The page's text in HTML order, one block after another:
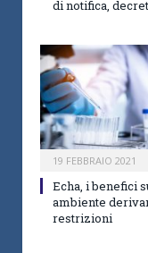
di notifica,
19 FEBBRAIO 2021
Echa, i benefici
ambiente
restrizioni